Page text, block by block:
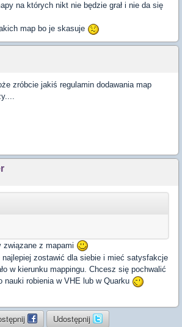
na których nikt nie będzie grał i nie da się
map bo je skasuje
zróbcie jakiś regulamin dodawania map
z mapami
najlepiej zostawić dla siebie i mieć satysfakcje
w kierunku mappingu. Chcesz się pochwalić
nauki robienia w VHE lub w Quarku
Udostępnij